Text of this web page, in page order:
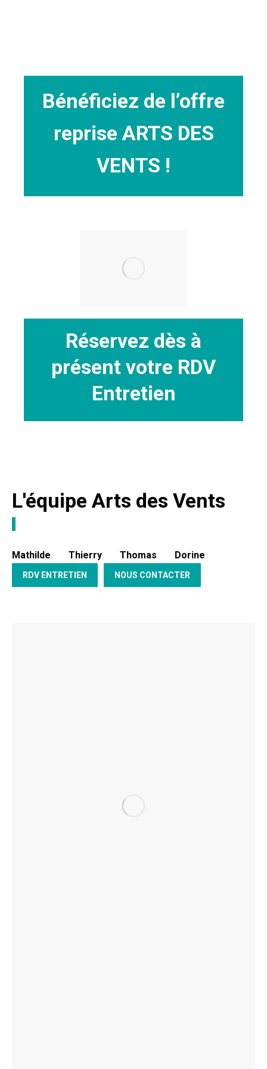
Bénéficiez de l’offre
reprise ARTS DES
VENTS !
Réservez dès à
présent votre RDV
Entretien
L'équipe Arts des Vents
Mathilde Thierry Thomas Dorine
RDV ENTRETIEN NOUS CONTACTER